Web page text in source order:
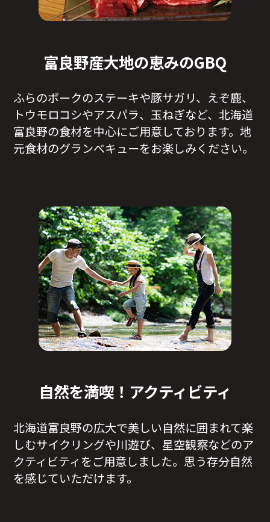
富良野産大地の恵みのGBQ
ふらのポークのステーキや豚サガリ、えぞ鹿、
トウモロコシやアスパラ、玉ねぎなど、北海道
富良野の食材を中心にご用意しております。地
元食材のグランべキューをお楽しみください。
自然を満喫！アクティビティ
北海道富良野の広大で美しい自然に囲まれて楽
しむサイクリングや川遊び、星空観察などのア
クティビティをご用意しました。思う存分自然
を感じていただけます。